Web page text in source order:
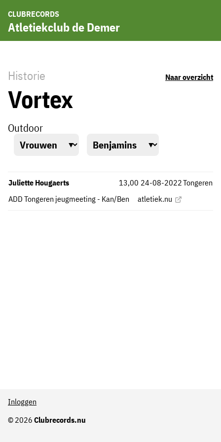
CLUBRECORDS
Atletiekclub de Demer
Historie Naar overzicht
Vortex
Outdoor
Juliette Hougaerts
Tongeren
ADD Tongeren jeugmeeting - Kan/Ben
13,00
atletiek.nu
24-08-2022
© 2026 Clubrecords.nu
Inloggen